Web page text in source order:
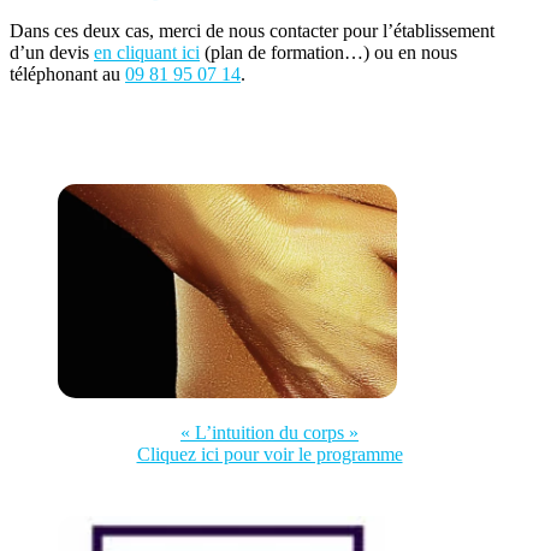
Dans ces deux cas, merci de nous contacter pour l’établissement
d’un devis en cliquant ici (plan de formation…) ou en nous
téléphonant au 09 81 95 07 14.
« L’intuition du corps »
Cliquez ici pour voir le programme